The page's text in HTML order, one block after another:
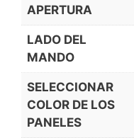
APERTURA
LADO DEL
MANDO
SELECCIONAR
COLOR DE LOS
PANELES